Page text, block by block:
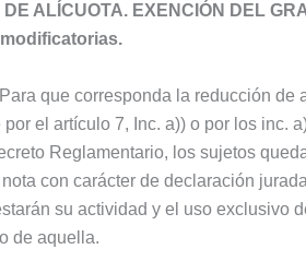
ALÍCUOTA. EXENCIÓN DEL
modificatorias.
Para que corresponda la reducción
el artículo 7, Inc. a)) o por los inc.
Reglamentario, los sujetos
con carácter de declaración
su actividad y el uso exclusivo
de aquella.